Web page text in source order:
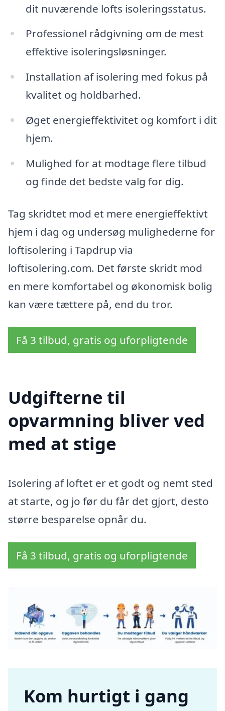
dit nuværende lofts isoleringsstatus.
Professionel rådgivning om de mest
effektive isoleringsløsninger.
Installation af isolering med fokus på
kvalitet og holdbarhed.
Øget energieffektivitet og komfort i dit
hjem.
Mulighed for at modtage flere tilbud
og finde det bedste valg for dig.
Tag skridtet mod et mere energieffektivt
hjem i dag og undersøg mulighederne for
loftisolering i Tapdrup via
loftisolering.com. Det første skridt mod
en mere komfortabel og økonomisk bolig
kan være tættere på, end du tror.
Få 3 tilbud, gratis og uforpligtende
Udgifterne til
opvarmning bliver ved
med at stige
Isolering af loftet er et godt og nemt sted
at starte, og jo før du får det gjort, desto
større besparelse opnår du.
Få 3 tilbud, gratis og uforpligtende
Kom hurtigt i gang